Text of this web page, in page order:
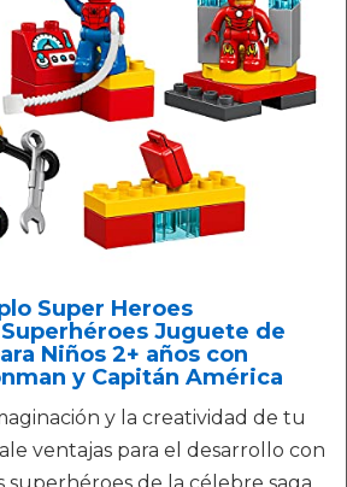
Super Heroes
Juguete de
Niños 2+ años con
y Capitán América
y la creatividad de tu
ventajas para el desarrollo con